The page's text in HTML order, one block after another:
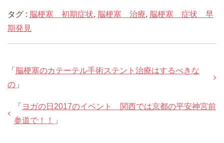
タグ : 脳梗塞 初期症状, 脳梗塞 治療, 脳梗塞 症状 早
期発見
「 脳梗塞のカテーテル手術ステント治療はするべきな
の 」
「 ヨガの日2017のイベント 関西では京都の平安神宮前
参道で！！
」